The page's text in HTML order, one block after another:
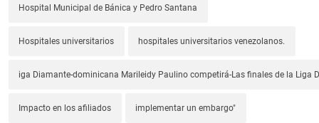
Hospital Municipal de Bánica y Pedro Santana
Hospitales universitarios hospitales universitarios venezolanos.
iga Diamante-dominicana Marileidy Paulino competirá-Las finales de la Liga
Impacto en los afiliados implementar un embargo"